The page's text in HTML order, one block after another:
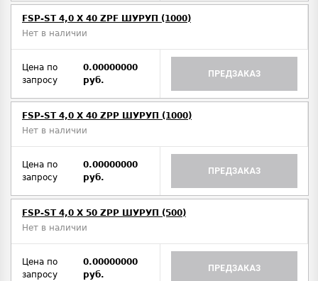
FSP-ST 4,0 X 40 ZPF ШУРУП (1000)
Нет в наличии
Цена по
запросу
0.00000000
руб.
ПРЕДЗАКАЗ
FSP-ST 4,0 X 40 ZPP ШУРУП (1000)
Нет в наличии
Цена по
запросу
0.00000000
руб.
ПРЕДЗАКАЗ
FSP-ST 4,0 X 50 ZPP ШУРУП (500)
Нет в наличии
Цена по
запросу
0.00000000
руб.
ПРЕДЗАКАЗ